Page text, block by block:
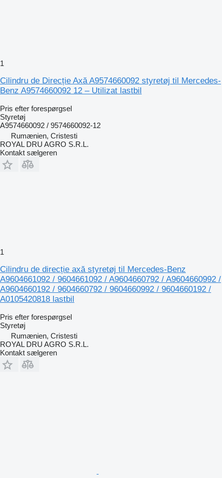
1
Cilindru de Direcție Axă A9574660092 styretøj til Mercedes-
Benz A9574660092 12 – Utilizat lastbil
Pris efter forespørgsel
Styretøj
A9574660092 / 9574660092-12
Rumænien, Cristesti
ROYAL DRU AGRO S.R.L.
Kontakt sælgeren
1
Cilindru de direcție axă styretøj til Mercedes-Benz
A9604661092 / 9604661092 / A9604660792 / A9604660992 /
A9604660192 / 9604660792 / 9604660992 / 9604660192 /
A0105420818 lastbil
Pris efter forespørgsel
Styretøj
Rumænien, Cristesti
ROYAL DRU AGRO S.R.L.
Kontakt sælgeren